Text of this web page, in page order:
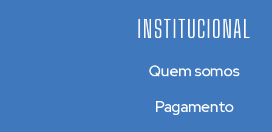
INSTITUCIONAL
Quem somos
Pagamento